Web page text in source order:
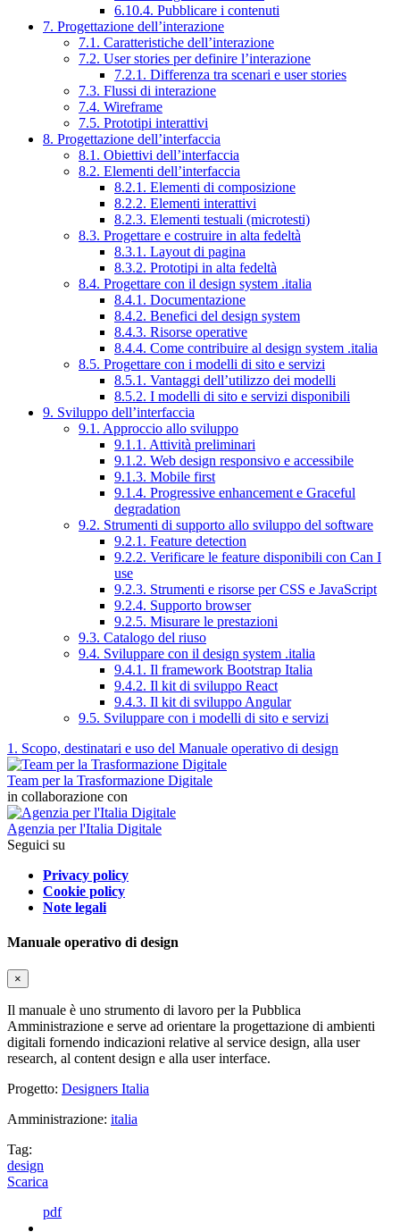
6.10.4. Pubblicare i contenuti
7. Progettazione dell’interazione
7.1. Caratteristiche dell’interazione
7.2. User stories per definire l’interazione
7.2.1. Differenza tra scenari e user stories
7.3. Flussi di interazione
7.4. Wireframe
7.5. Prototipi interattivi
8. Progettazione dell’interfaccia
8.1. Obiettivi dell’interfaccia
8.2. Elementi dell’interfaccia
8.2.1. Elementi di composizione
8.2.2. Elementi interattivi
8.2.3. Elementi testuali (microtesti)
8.3. Progettare e costruire in alta fedeltà
8.3.1. Layout di pagina
8.3.2. Prototipi in alta fedeltà
8.4. Progettare con il design system .italia
8.4.1. Documentazione
8.4.2. Benefici del design system
8.4.3. Risorse operative
8.4.4. Come contribuire al design system .italia
8.5. Progettare con i modelli di sito e servizi
8.5.1. Vantaggi dell’utilizzo dei modelli
8.5.2. I modelli di sito e servizi disponibili
9. Sviluppo dell’interfaccia
9.1. Approccio allo sviluppo
9.1.1. Attività preliminari
9.1.2. Web design responsivo e accessibile
9.1.3. Mobile first
9.1.4. Progressive enhancement e Graceful
degradation
9.2. Strumenti di supporto allo sviluppo del software
9.2.1. Feature detection
9.2.2. Verificare le feature disponibili con Can I
use
9.2.3. Strumenti e risorse per CSS e JavaScript
9.2.4. Supporto browser
9.2.5. Misurare le prestazioni
9.3. Catalogo del riuso
9.4. Sviluppare con il design system .italia
9.4.1. Il framework Bootstrap Italia
9.4.2. Il kit di sviluppo React
9.4.3. Il kit di sviluppo Angular
9.5. Sviluppare con i modelli di sito e servizi
1. Scopo, destinatari e uso del Manuale operativo di design
Team per la Trasformazione Digitale
in collaborazione con
Agenzia per l'Italia Digitale
Seguici su
Privacy policy
Cookie policy
Note legali
Manuale operativo di design
×
Il manuale è uno strumento di lavoro per la Pubblica
Amministrazione e serve ad orientare la progettazione di ambienti
digitali fornendo indicazioni relative al service design, alla user
research, al content design e alla user interface.
Progetto: Designers Italia
Amministrazione: italia
Tag:
design
Scarica
pdf